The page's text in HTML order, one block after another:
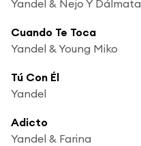
Yandel & Ñejo Y Dálmata
Cuando Te Toca
Yandel & Young Miko
Tú Con Él
Yandel
Adicto
Yandel & Farina